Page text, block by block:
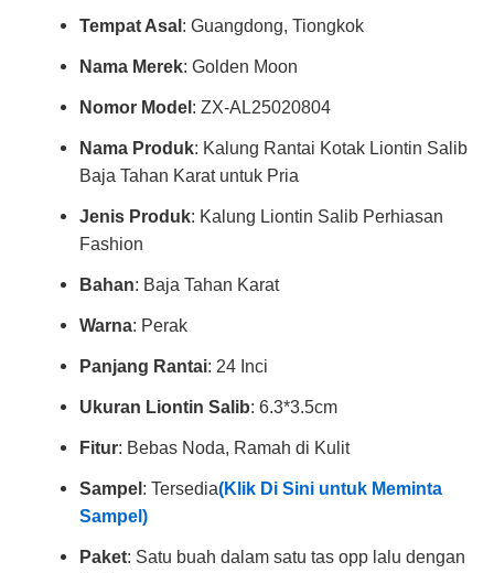
Tempat Asal: Guangdong, Tiongkok
Nama Merek: Golden Moon
Nomor Model: ZX-AL25020804
Nama Produk: Kalung Rantai Kotak Liontin Salib
Baja Tahan Karat untuk Pria
Jenis Produk: Kalung Liontin Salib Perhiasan
Fashion
Bahan: Baja Tahan Karat
Warna: Perak
Panjang Rantai: 24 Inci
Ukuran Liontin Salib: 6.3*3.5cm
Fitur: Bebas Noda, Ramah di Kulit
Sampel: Tersedia(Klik Di Sini untuk Meminta
Sampel)
Paket: Satu buah dalam satu tas opp lalu dengan